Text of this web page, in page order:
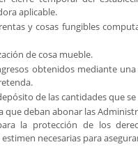
aplicable.
y cosas fungibles
de cosa mueble.
obtenidos mediante
de las cantidades que
que deban abonar las
la protección de los
necesarias para